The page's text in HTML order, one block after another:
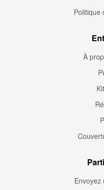
Politique
À
Envoyez